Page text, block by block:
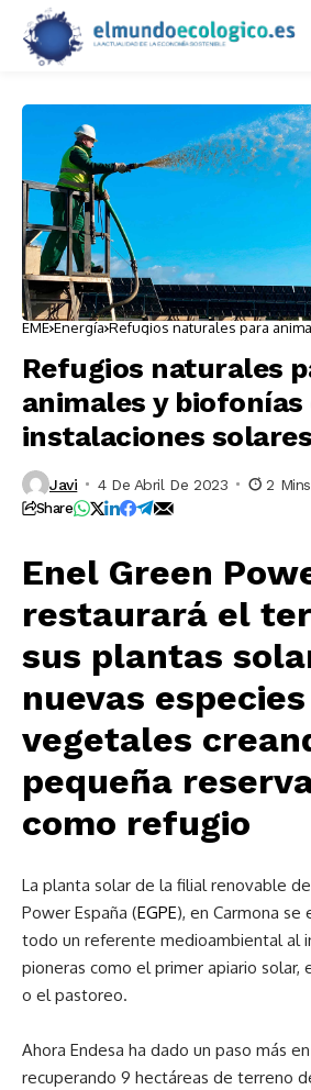
EME Energía Refugios naturales para
Refugios naturales
animales y biofonías
instalaciones solares
Javi 4 De Abril De 2023 2
Share
Enel Green
restaurará el
sus plantas
nuevas especies
vegetales
pequeña
como refugio
La planta solar de la filial renovable
Power España (EGPE), en Carmona
todo un referente medioambiental al
pioneras como el primer apiario solar,
o el pastoreo.
Ahora Endesa ha dado un paso más
recuperando 9 hectáreas de terreno